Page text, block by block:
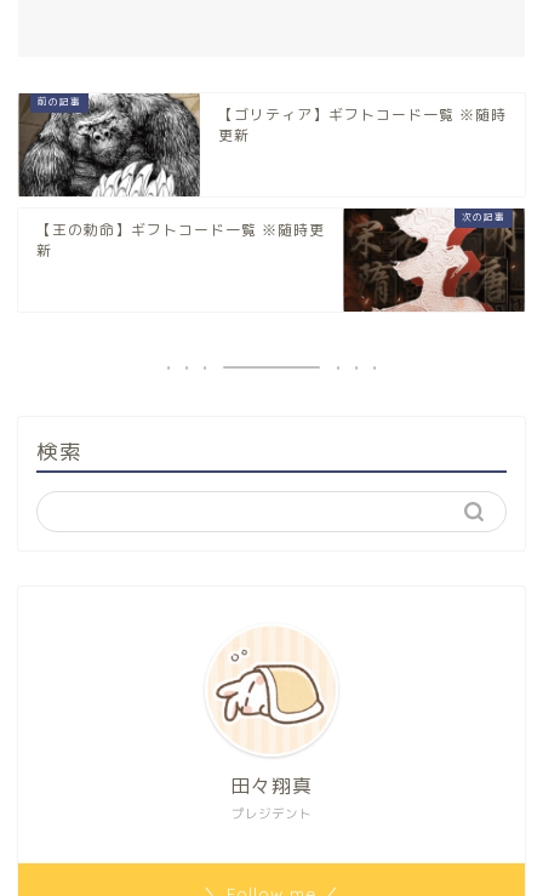
【ゴリティア】ギフトコード一覧 ※随時
更新
【王の勅命】ギフトコード一覧 ※随時更
新
検索
プレジデント
田々翔真